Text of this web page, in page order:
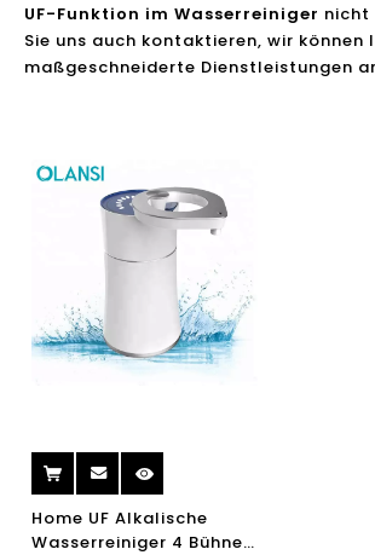
UF-Funktion im Wasserreiniger nicht
Sie uns auch kontaktieren, wir können
maßgeschneiderte Dienstleistungen
Home UF Alkalische
Wasserreiniger 4 Bühne